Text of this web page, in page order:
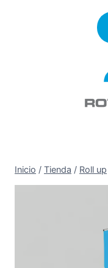
Inicio / Tienda / Roll up